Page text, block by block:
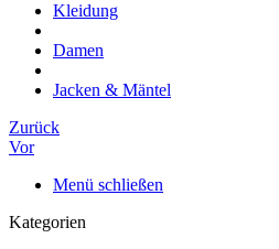
Kleidung
Damen
Jacken & Mäntel
Zurück
Vor
Menü schließen
Kategorien